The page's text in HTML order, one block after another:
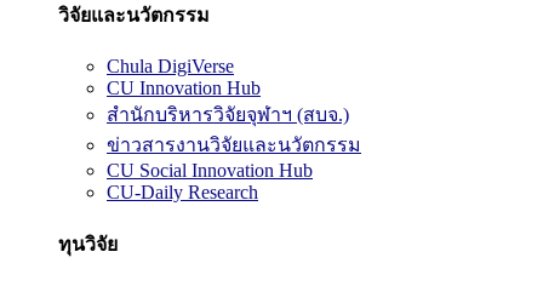
วิจัยและนวัตกรรม
Chula DigiVerse
CU Innovation Hub
สำนักบริหารวิจัยจุฬาฯ (สบจ.)
ข่าวสารงานวิจัยและนวัตกรรม
CU Social Innovation Hub
CU-Daily Research
ทุนวิจัย